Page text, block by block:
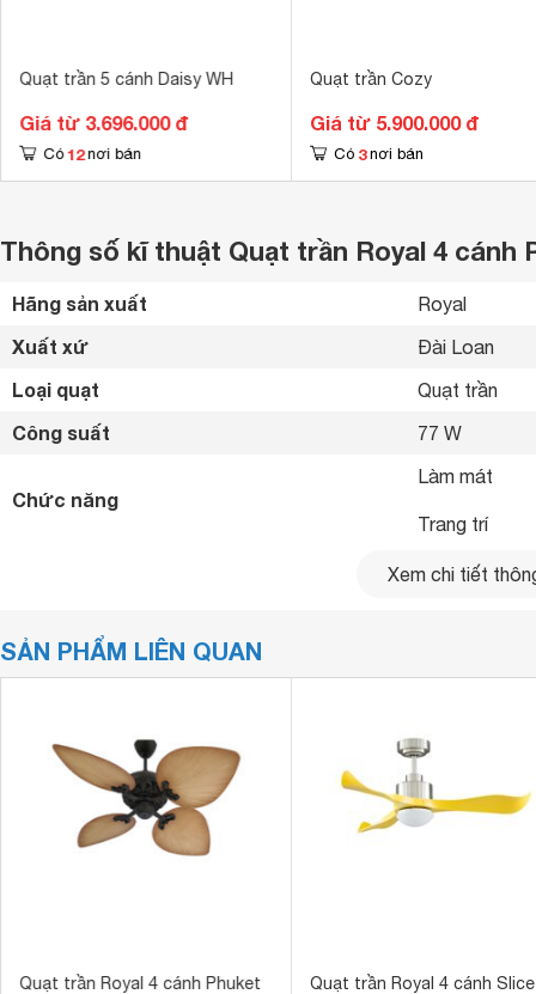
Quạt trần 5 cánh Daisy WH
Giá từ 3.696.000 đ
Có 12 nơi bán
Quạt trần Cozy
Giá từ 5.900.000 đ
Có 3 nơi bán
Thông số kĩ thuật Quạt trần Royal 4 cánh
Hãng sản xuất Royal
Xuất xứ Đài Loan
Loại quạt Quạt trần
Công suất 77 W
Chức năng
Làm mát
Trang trí
4 cánh
Tốc độ gió
Tiện ích Tính năng
Trọng lượng 9.7 kg
Xem chi tiết
SẢN PHẨM LIÊN QUAN
Quạt trần Royal 4 cánh Phuket
Quạt trần Royal 4 cánh Slice